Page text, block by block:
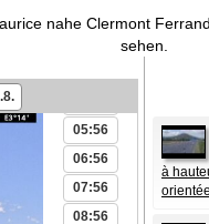
nahe Clermont Ferrand.
sehen.
01:56
05:56
06:56
07:56
08:56
à